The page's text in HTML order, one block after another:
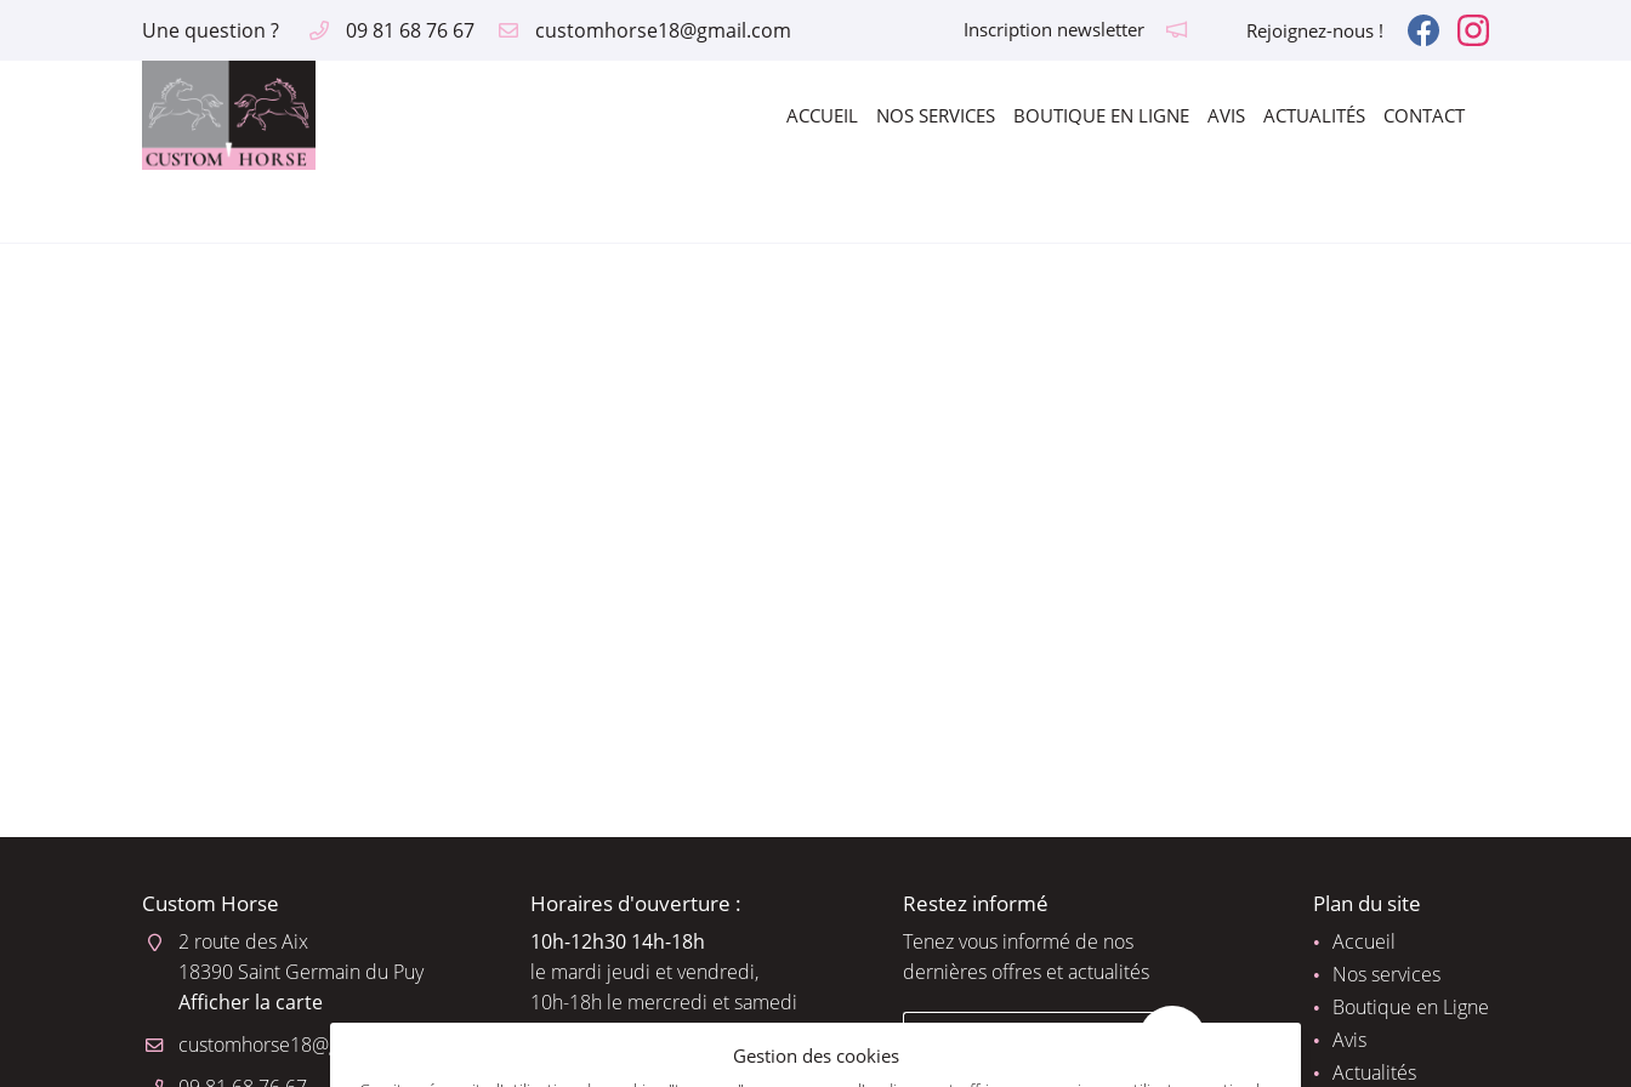
Une question ? 09 81 68 76 67 Inscription newsletter Rejoignez-nous !
ACCUEIL NOS SERVICES BOUTIQUE EN LIGNE AVIS ACTUALITÉS CONTACT
2 route des Aix
18390 Saint Germain du Puy
09 81 68 76 67
Custom Horse
2 route des Aix
18390 Saint Germain du Puy
Afficher la carte
Horaires d'ouverture :
10h-12h30 14h-18h
le mardi jeudi et vendredi,
10h-18h le mercredi et samedi
Restez informé
Tenez vous informé de nos
dernières offres et actualités
Plan du site
Accueil
Nos services
Boutique en Ligne
Avis
Actualités
Gestion des cookies